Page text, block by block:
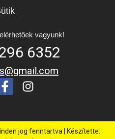
vagyunk!
6352
jog fenntartva | Készítette: